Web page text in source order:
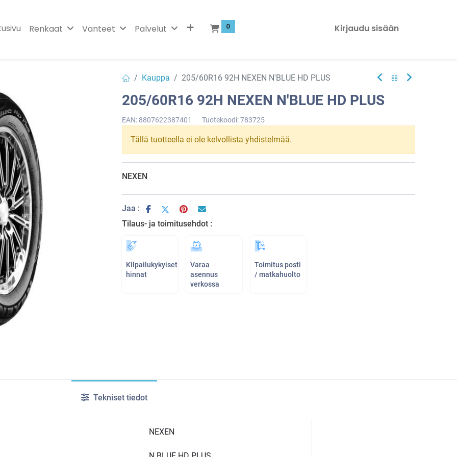
Renkaat Vanteet Palvelut 0 Kirjaudu sisään
Kauppa 205/60R16 92H NEXEN N'BLUE HD PLUS
205/60R16 92H NEXEN N'BLUE HD PLUS
EAN: 8807622387401 Tuotekoodi:783725
Tällä tuotteella ei ole kelvollista yhdistelmää.
NEXEN
Jaa :
Tilaus- ja toimitusehdot :
Kilpailukykyiset
hinnat
Varaa
asennus
verkossa
Toimitus posti
/ matkahuolto
Tekniset tiedot
NEXEN